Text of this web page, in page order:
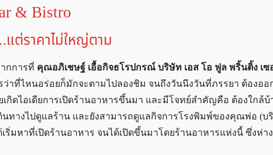
& Bistro
ต่ราคาไม่ใหญ่ตาม
กการที่ คุณอภิเชษฐ์ เอื้อกิจธโรปกรณ์ บริษัท เอส โอ ฟูล พริ้นติ้ง เซ
าที่ไหนอร่อยก็มักจะตามไปลองชิม จนถึงวันนึงวันที่ภรรยา ต้องออ
เกิดไอเดียการเปิดร้านอาหารขึ้นมา และมีโจทย์สำคัญคือ ต้องใกล้
นทางไปดูแลร้าน และยังสามารถดูแลกิจการโรงพิมพ์ของคุณพ่อ (บ
เริ่มหาที่เปิดร้านอาหาร จนได้เปิดขึ้นมาโดยร้านอาหารแห่งนี้ ซึ่งห่